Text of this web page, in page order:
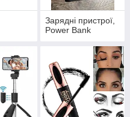
Зарядні пристрої,
Power Bank